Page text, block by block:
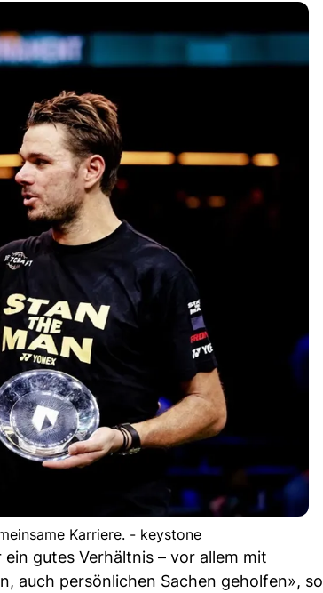
Karriere. - keystone
gutes Verhältnis – vor allem mit
auch persönlichen Sachen geholfen», so